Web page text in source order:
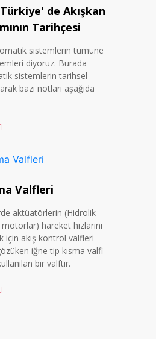
de Akışkan
Tarihçesi
sistemlerin tümüne
diyoruz. Burada
sistemlerin tarihsel
bazı notları aşağıda
Valfleri
aktüatörlerin (Hidrolik
hareket hızlarını
için akış kontrol valfleri
iğne tip kısma valfi
bir valftir.